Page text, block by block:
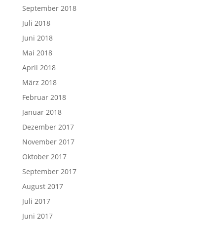
September 2018
Juli 2018
Juni 2018
Mai 2018
April 2018
März 2018
Februar 2018
Januar 2018
Dezember 2017
November 2017
Oktober 2017
September 2017
August 2017
Juli 2017
Juni 2017